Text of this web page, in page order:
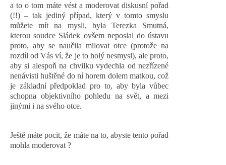
a to o tom máte vést a moderovat diskusní pořad
(!!) – tak jediný případ, který v tomto smyslu
můžete mít na mysli, byla Terezka Smutná,
kterou soudce Sládek ovšem neposlal do ústavu
proto, aby se naučila milovat otce (protože na
rozdíl od Vás ví, že je to holý nesmysl), ale proto,
aby si alespoň na chvilku vydechla od nezřízené
nenávisti huštěné do ní horem dolem matkou, což
je základní předpoklad pro to, aby byla vůbec
schopna objektivního pohledu na svět, a mezi
jinými i na svého otce.
Ještě máte pocit, že máte na to, abyste tento pořad
mohla moderovat ?